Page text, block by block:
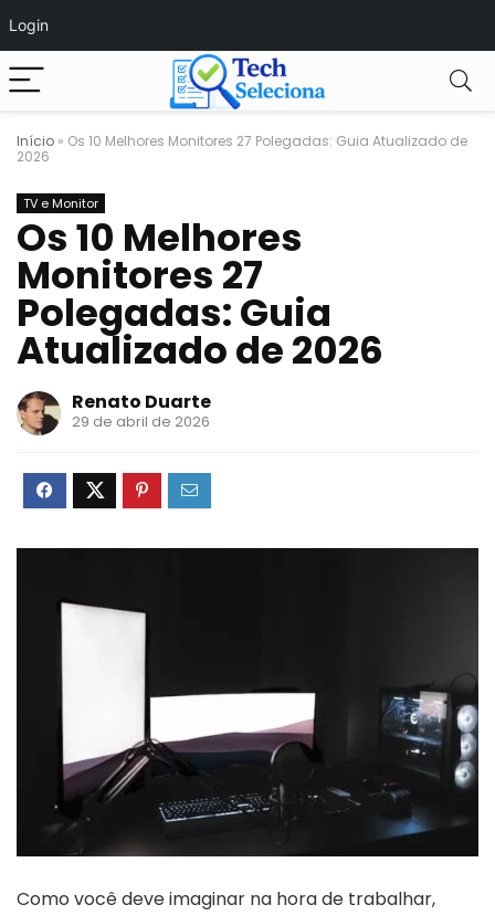
Login
Início » Os 10 Melhores Monitores 27 Polegadas: Guia Atualizado de
2026
TV e Monitor
Os 10 Melhores
Monitores 27
Polegadas: Guia
Atualizado de 2026
Renato Duarte
29 de abril de 2026
Como você deve imaginar na hora de trabalhar,